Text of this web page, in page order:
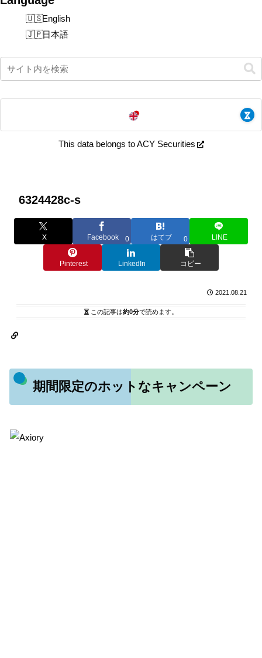
English
日本語
This data belongs to ACY Securities
6324428c-s
X Facebook 0 はてブ 0 LINE
Pinterest LinkedIn コピー
2021.08.21
この記事は約0分で読めます。
期間限定のホットなキャンペーン